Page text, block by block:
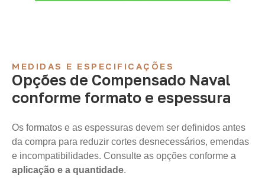
MEDIDAS E ESPECIFICAÇÕES
Opções de Compensado Naval
conforme formato e espessura
Os formatos e as espessuras devem ser definidos antes
da compra para reduzir cortes desnecessários, emendas
e incompatibilidades. Consulte as opções conforme a
aplicação e a quantidade.